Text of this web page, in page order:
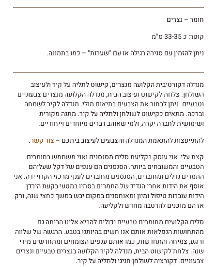
חומר – נצרים
קוטר: כ 33-35 ס"מ
ניתן להזמין עם סגירה רגילה או עם "שערות" – כמו בתמונה.
מנדלה דקורטיבית הקלועה מנצרים, קישוט לתליה על קיר ולעיצוב
השולחן. צלחת לקישוט ועיצוב הבית, מנדלה הקלועה מנצרים צבעוניים
וטבעיים. ניתן לבחור את הצבעים בתיאום מולי. מנדלה לקיר לשמחה
וברכה. מתאים כקישוט לשולחן ולתליה על קיר. מתנה מקורית
ושימושית לחברה יקרה, ולמי שאוהב דברים מיוחדים וייחודיים.
להתייעצות להתאמת המנדלה והצבעים לעיצוב ביתכם – צור קשר.
קצת עלי: אני עוסק בקליעת סלים מסנסנים ואני משתמש בחומרים
הטבעיים והמשובחים ביותר. הסנסנים הם ענפים של דקל שעליהם
התמרים גדלים ומחוברים, הסנסנים מחוברים לענף מרכזי הקרוי ידה. אני
אוסף את הידות אחרי הגדיד של התמרים בסתיו במטעי בקעת הירדן.
הידות עוברות טיפול ומיון ומאוחסנים במקום יבש במשך כחצי שנה, ורק
אז הם מוכנים להרטבה מחדש ולקליעה.
סלים הקלועים מחומרים טבעיים יכולים להביא אלינו הביתה גם
מהתחושות הנפלאות אותם אנו חשים בהיותנו בטבע. הרגשה של שלווה
ורוגע, צמיחה והתחדשות, כמו אותם ענפים הצומחים ומתחדשים מידי
שנה. צלחת לקישוט הבית, מנדלה לקיר הקלועה בנצרים טבעיים ונצרים
צבעוניים. דקורציה לשולחן חגיגי ולתליה על קיר.